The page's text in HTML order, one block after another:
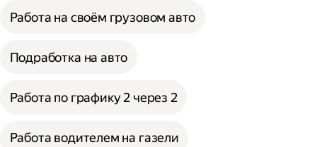
Работа на своём грузовом авто
Подработка на авто
Работа по графику 2 через 2
Работа водителем на газели